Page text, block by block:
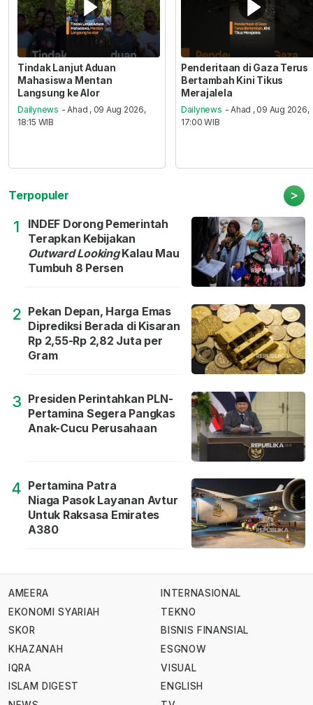
Tindak Lanjut Aduan
Mahasiswa Mentan
Langsung ke Alor
Dailynews - Ahad , 09 Aug 2026,
18:15 WIB
Penderitaan di Gaza Terus
Bertambah Kini Tikus
Merajalela
Dailynews - Ahad , 09 Aug 2026,
17:00 WIB
Terpopuler >
1
INDEF Dorong Pemerintah
Terapkan Kebijakan
Outward LookingKalau Mau
Tumbuh 8 Persen
2 Pekan Depan, Harga Emas
Diprediksi Berada di Kisaran
Rp 2,55-Rp 2,82 Juta per
Gram
3 Presiden Perintahkan PLN-
Pertamina Segera Pangkas
Anak-Cucu Perusahaan
4 Pertamina Patra
Niaga Pasok Layanan Avtur
Untuk Raksasa Emirates
A380
AMEERA
EKONOMI SYARIAH
SKOR
KHAZANAH
IQRA
ISLAM DIGEST
INTERNASIONAL
TEKNO
BISNIS FINANSIAL
ESGNOW
VISUAL
ENGLISH